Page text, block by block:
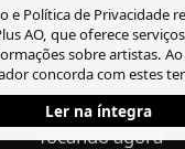
Tocando agora
e Política de Privacidade
AO, que oferece
sobre artistas.
concorda com estes
Ler na íntegra